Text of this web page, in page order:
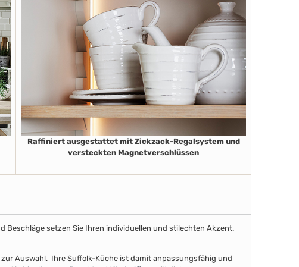
Raffiniert ausgestattet mit Zickzack-Regalsystem und
versteckten Magnetverschlüssen
Beschläge setzen Sie Ihren individuellen und stilechten Akzent.
Auswahl. Ihre Suffolk-Küche ist damit anpassungsfähig und